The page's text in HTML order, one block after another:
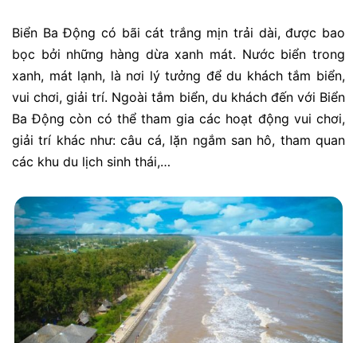
Biển Ba Động có bãi cát trắng mịn trải dài, được bao
bọc bởi những hàng dừa xanh mát. Nước biển trong
xanh, mát lạnh, là nơi lý tưởng để du khách tắm biển,
vui chơi, giải trí. Ngoài tắm biển, du khách đến với Biển
Ba Động còn có thể tham gia các hoạt động vui chơi,
giải trí khác như: câu cá, lặn ngắm san hô, tham quan
các khu du lịch sinh thái,…